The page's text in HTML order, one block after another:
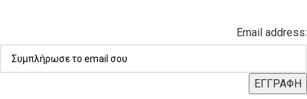
Email address: